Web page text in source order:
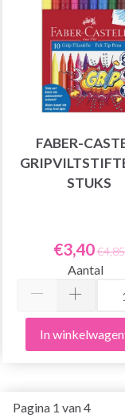
FABER-
STUKS
€3,40€4,85
Aantal
In
Pagina 1 van 4